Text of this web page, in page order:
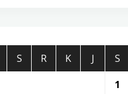
S R K J S
1